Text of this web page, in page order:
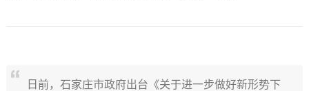
日前，石家庄市政府出台《关于进一步做好新形势下